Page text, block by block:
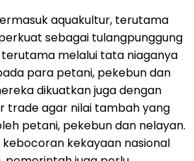
aquakultur, terutama
sebagai tulangpunggung
melalui tata niaganya
para petani, pekebun dan
dikuatkan juga dengan
trade agar nilai tambah yang
petani, pekebun dan nelayan.
kekayaan nasional